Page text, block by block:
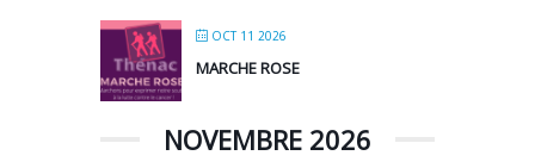
OCT 11 2026
MARCHE ROSE
NOVEMBRE 2026